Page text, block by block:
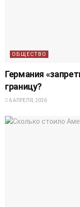
ОБЩЕСТВО
Германия
границу?
6 АПРЕЛЯ, 2026